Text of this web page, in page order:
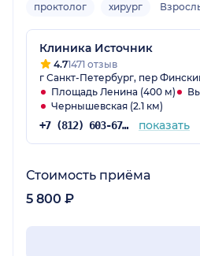
проктолог хирург
Клиника Источник
4.71471 отзыв
г Санкт-Петербург, пер
Площадь Ленина (400 м)
Чернышевская (2.1 км)
+7 (812) 603-67-84 показать
Стоимость приёма
5 800 ₽